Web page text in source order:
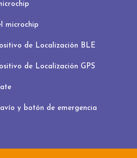
microchip
de Localización BLE
de Localización GPS
y botón de emergencia